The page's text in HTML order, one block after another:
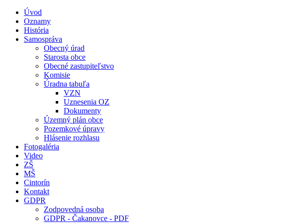
Úvod
Oznamy
História
Samospráva
Obecný úrad
Starosta obce
Obecné zastupiteľstvo
Komisie
Úradna tabuľa
VZN
Uznesenia OZ
Dokumenty
Územný plán obce
Pozemkové úpravy
Hlásenie rozhlasu
Fotogaléria
Video
ZŠ
MŠ
Cintorín
Kontakt
GDPR
Zodpovedná osoba
GDPR - Čakanovce - PDF